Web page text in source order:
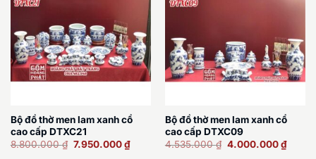
Bộ đồ thờ men lam xanh cổ
cao cấp DTXC21
8.800.000₫ Giá
7.950.000₫Giá
hiện
Bộ đồ thờ men lam xanh cổ
cao cấp DTXC09
4.535.000₫ Giá
4.000.000₫Giá
hiện